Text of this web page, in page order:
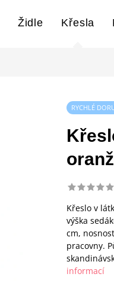
Židle Křesla
RYCHLÉ
Křeslo v
výška
cm,
pracovny.
informací